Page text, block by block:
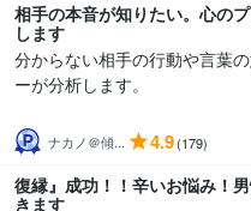
相手の本音が知りたい。心の
します
分からない相手の行動や言葉
ーが分析します。
ナカノ＠傾... 4.9(179)
復縁』成功！！辛いお悩み！
きます